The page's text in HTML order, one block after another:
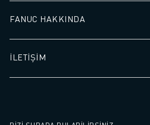
FANUC HAKKINDA
İLETİŞİM